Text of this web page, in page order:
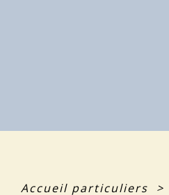
Accueil particuliers >